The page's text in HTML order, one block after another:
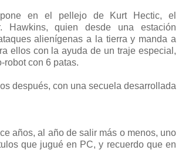
en el pellejo de Kurt Hectic, el
Hawkins, quien desde una estación
alienígenas a la tierra y manda a
ellos con la ayuda de un traje especial,
robot con 6 patas.
después, con una secuela desarrollada
años, al año de salir más o menos, uno
que jugué en PC, y recuerdo que en